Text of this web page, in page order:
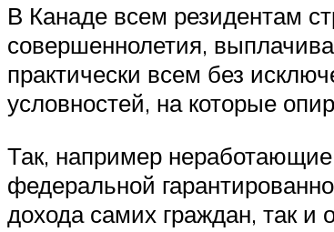
В Канаде всем резидентам
совершеннолетия,
практически всем без
условностей, на которые
Так, например
федеральной
дохода самих граждан, так